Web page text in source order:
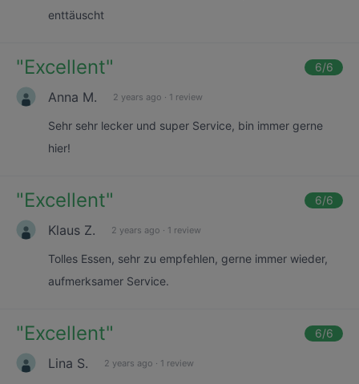
enttäuscht
"Excellent" 6/6
Anna M. 2 years ago · 1 review
Sehr sehr lecker und super Service, bin immer gerne
hier!
"Excellent" 6/6
Klaus Z. 2 years ago · 1 review
Tolles Essen, sehr zu empfehlen, gerne immer wieder,
aufmerksamer Service.
"Excellent" 6/6
Lina S. 2 years ago · 1 review